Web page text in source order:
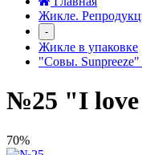
Жикле.
-
Жикле в упаковке
"Совы.
№25 "I love
70%